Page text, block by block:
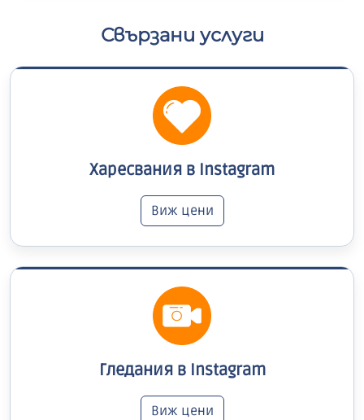
Свързани услуги
Харесвания в Instagram
Виж цени
Гледания в Instagram
Виж цени